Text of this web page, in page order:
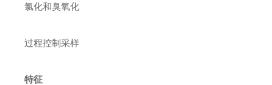
氯化和臭氧化
过程控制采样
特征